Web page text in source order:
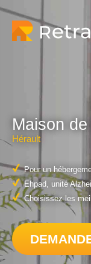
Maison
Hérault
Pour un
Ehpad, unité
Choisissez les